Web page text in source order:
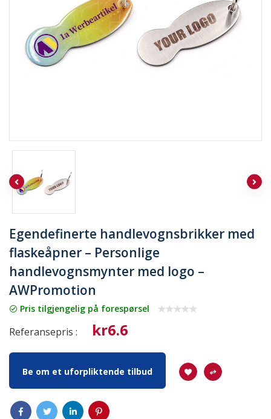
Egendefinerte handlevognsbrikker med
flaskeåpner – Personlige
handlevognsmynter med logo –
AWPromotion
Pris tilgjengelig på forespørsel
Referansepris : kr6.6
Be om et uforpliktende tilbud